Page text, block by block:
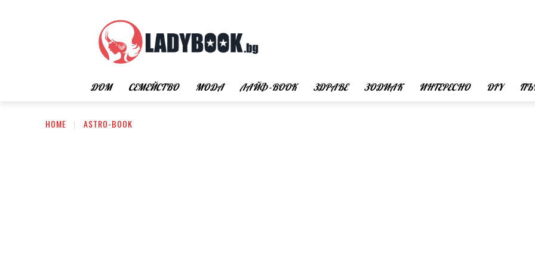
ДОМ СЕМЕЙСТВО МОДА ЛАЙФ -BOOK ЗДРАВЕ ЗОДИАК ИНТЕРЕСНО DIY
HOME ASTRO-BOOK